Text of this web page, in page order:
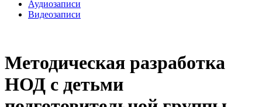
Аудиозаписи
Видеозаписи
Методическая разработка
НОД с детьми